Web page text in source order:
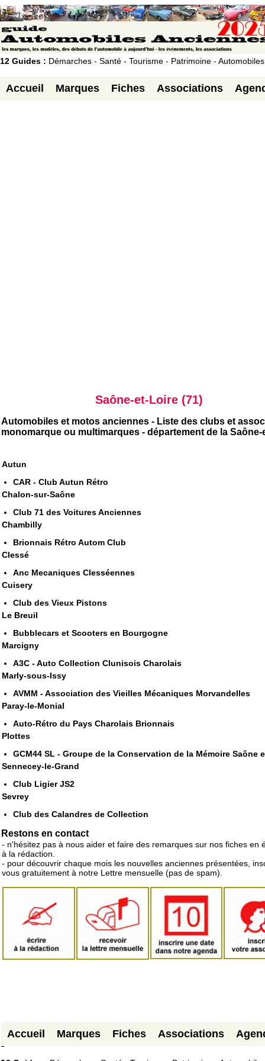
12 Guides : Démarches - Santé - Tourisme - Patrimoine - Automobiles
Accueil Marques Fiches Associations
Saône-et-Loire (71)
Automobiles et motos anciennes - Liste des clubs et
monomarque ou multimarques - département de la Saône-
Autun
CAR - Club Autun Rétro
Chalon-sur-Saône
Club 71 des Voitures Anciennes
Chambilly
Brionnais Rétro Autom Club
Clessé
Anc Mecaniques Clesséennes
Cuisery
Club des Vieux Pistons
Le Breuil
Bubblecars et Scooters en Bourgogne
Marcigny
A3C - Auto Collection Clunisois Charolais
Marly-sous-Issy
AVMM - Association des Vieilles Mécaniques Morvandelles
Paray-le-Monial
Auto-Rétro du Pays Charolais Brionnais
Plottes
GCM44 SL - Groupe de la Conservation de la Mémoire Saône
Sennecey-le-Grand
Club Ligier JS2
Sevrey
Club des Calandres de Collection
Restons en contact
- n'hésitez pas à nous aider et faire des remarques sur nos fiches en
à la rédaction.
- pour découvrir chaque mois les nouvelles anciennes présentées,
vous gratuitement à notre Lettre mensuelle (pas de spam).
Accueil Marques Fiches Associations